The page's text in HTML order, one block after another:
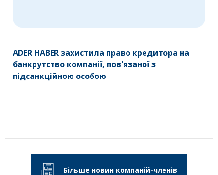
ADER HABER захистила право кредитора на
банкрутство компанії, пов'язаної з
підсанкційною особою
Більше новин компаній-членів